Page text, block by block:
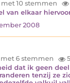
met 10 stemmen
van elkaar
2008
met 6 stemmen
dat ik geen
tenzij ze